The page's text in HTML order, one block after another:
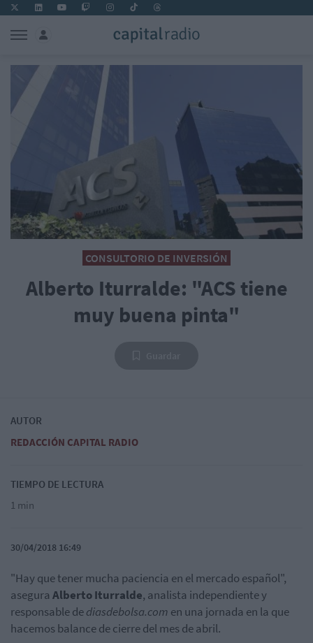
CONSULTORIO DE INVERSIÓN
Alberto Iturralde: "ACS tiene
muy buena pinta"
AUTOR
REDACCIÓN CAPITAL RADIO
TIEMPO DE LECTURA
1 min
30/04/2018 16:49
"Hay que tener mucha paciencia en el mercado español",
asegura Alberto Iturralde, analista independiente y
responsable dediasdebolsa.com en una jornada en la que
hacemos balance de cierre del mes de abril.